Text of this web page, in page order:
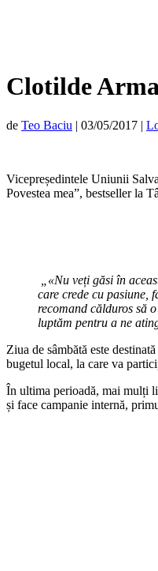
Clotilde
de Teo Baciu | 03/05/2017 |
Vicepreședintele Uniunii
Povestea mea”, bestseller la
„«Nu veți găsi în
care crede cu pasiune,
recomand călduros să
luptăm pentru a ne
Ziua de sâmbătă este
bugetul local, la care va
În ultima perioadă, mai mulți
și face campanie internă,